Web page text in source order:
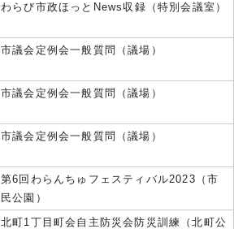
わらび市政ほっとNews収録（特別会議室）
市議会定例会一般質問（議場）
市議会定例会一般質問（議場）
市議会定例会一般質問（議場）
第6回わらんちゅフェスティバル2023（市
民公園）
北町1丁目町会自主防災会防災訓練（北町公